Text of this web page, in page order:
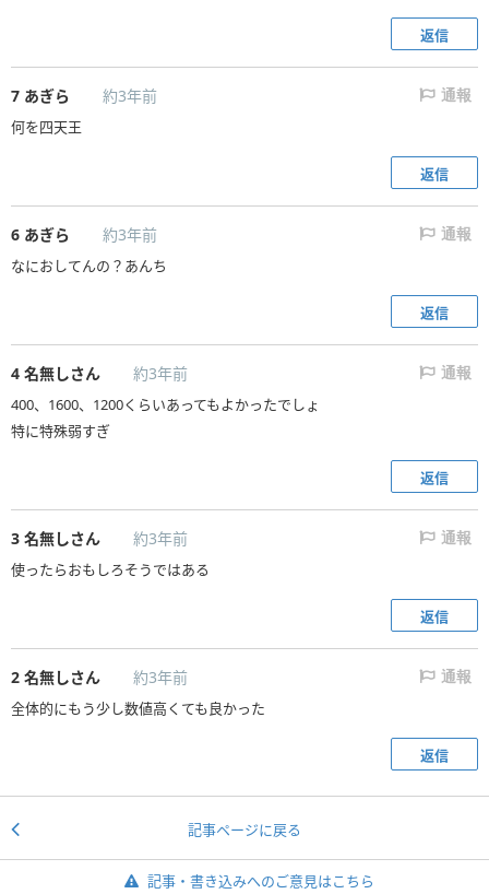
返信
7 あぎら 約3年前 通報
何を四天王
返信
6 あぎら 約3年前 通報
なにおしてんの？あんち
返信
4 名無しさん 約3年前 通報
400、1600、1200くらいあってもよかったでしょ
特に特殊弱すぎ
返信
3 名無しさん 約3年前 通報
使ったらおもしろそうではある
返信
2 名無しさん 約3年前 通報
全体的にもう少し数値高くても良かった
返信
記事ページに戻る
記事・書き込みへのご意見はこちら